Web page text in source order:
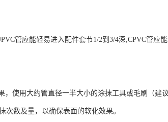
管应能轻易进入配件套节1/2到3/4深,CPVC管应
使用大约管直径一半大小的涂抹工具或毛刷（建
数及量，以确保表面的软化效果。